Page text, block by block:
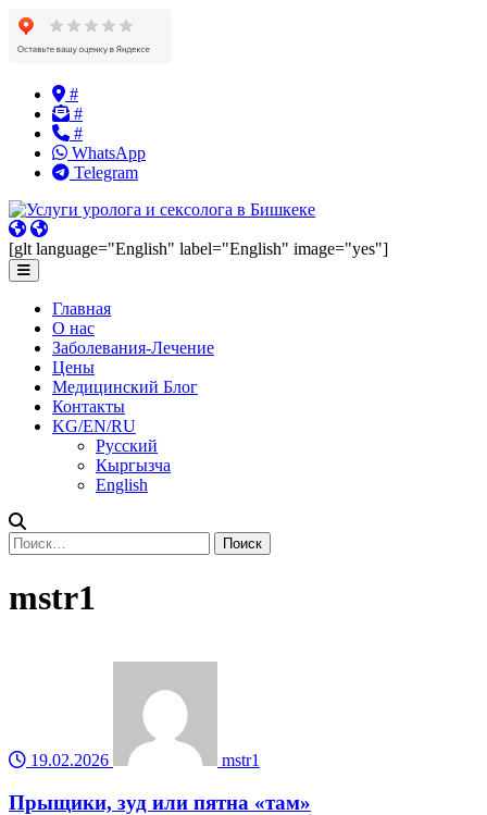
Skip
content
#
#
#
WhatsApp
Telegram
[glt language="English" label="English" image="yes"]
Главная
О нас
Заболевания-Лечение
Цены
Медицинский Блог
Контакты
KG/EN/RU
Русский
Кыргызча
English
Найти:
mstr1
19.02.2026 mstr1
Прыщики, зуд или пятна «там»